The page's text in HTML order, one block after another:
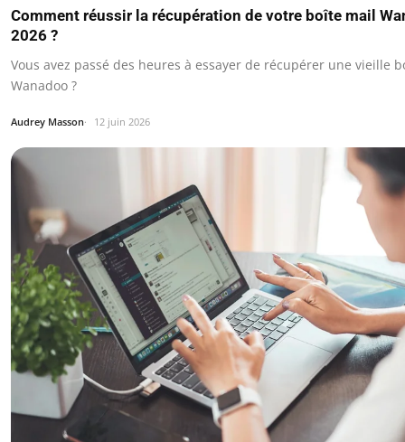
Comment réussir la récupération de votre boîte mail
2026 ?
Vous avez passé des heures à essayer de récupérer une vieille
Wanadoo ?
Audrey Masson 12 juin 2026